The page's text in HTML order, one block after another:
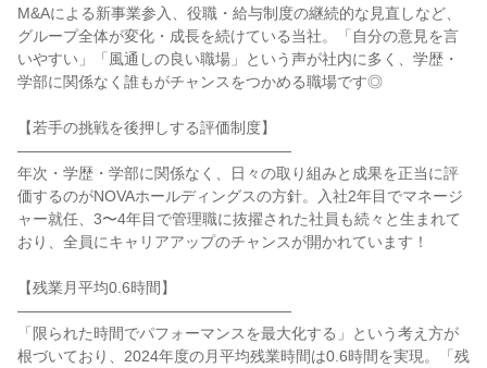
M&Aによる新事業参入、役職・給与制度の継続的な見直しなど、
グループ全体が変化・成長を続けている当社。「自分の意見を言
いやすい」「風通しの良い職場」という声が社内に多く、学歴・
学部に関係なく誰もがチャンスをつかめる職場です◎
【若手の挑戦を後押しする評価制度】
――――――――――――――――――
年次・学歴・学部に関係なく、日々の取り組みと成果を正当に評
価するのがNOVAホールディングスの方針。入社2年目でマネージ
ャー就任、3〜4年目で管理職に抜擢された社員も続々と生まれて
おり、全員にキャリアアップのチャンスが開かれています！
【残業月平均0.6時間】
――――――――――――――――――
「限られた時間でパフォーマンスを最大化する」という考え方が
根づいており、2024年度の月平均残業時間は0.6時間を実現。「残